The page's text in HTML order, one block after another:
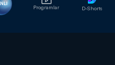
Programlar D-Shorts